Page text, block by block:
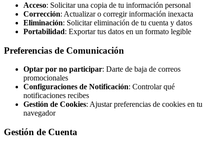
Acceso: Solicitar una copia de tu información personal
Corrección: Actualizar o corregir información inexacta
Eliminación: Solicitar eliminación de tu cuenta y datos
Portabilidad: Exportar tus datos en un formato legible
Preferencias de Comunicación
Optar por no participar: Darte de baja de correos
promocionales
Configuraciones de Notificación: Controlar qué
notificaciones recibes
Gestión de Cookies: Ajustar preferencias de cookies en tu
navegador
Gestión de Cuenta